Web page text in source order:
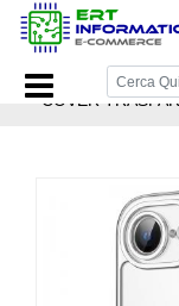
Home Page/
COVER